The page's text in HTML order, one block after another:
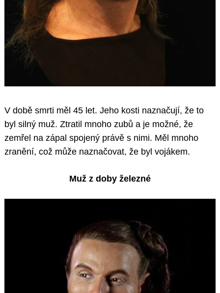
V době smrti měl 45 let. Jeho kosti naznačují, že to
byl silný muž. Ztratil mnoho zubů a je možné, že
zemřel na zápal spojený právě s nimi. Měl mnoho
zranění, což může naznačovat, že byl vojákem.
Muž z doby železné